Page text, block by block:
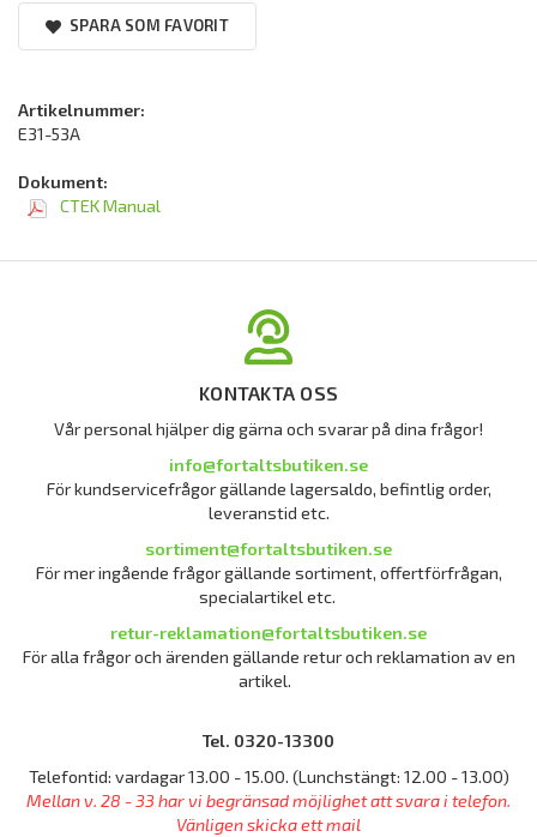
SPARA SOM FAVORIT
Artikelnummer:
E31-53A
Dokument:
CTEK Manual
KONTAKTA OSS
Vår personal hjälper dig gärna och svarar på dina frågor!
info@fortaltsbutiken.se
För kundservicefrågor gällande lagersaldo, befintlig order,
leveranstid etc.
sortiment@fortaltsbutiken.se
För mer ingående frågor gällande sortiment, offertförfrågan,
specialartikel etc.
retur-reklamation@fortaltsbutiken.se
För alla frågor och ärenden gällande retur och reklamation av en
artikel.
Tel. 0320-13300
Telefontid: vardagar 13.00 - 15.00. (Lunchstängt: 12.00 - 13.00)
Mellan v. 28 - 33 har vi begränsad möjlighet att svara i telefon.
Vänligen skicka ett mail